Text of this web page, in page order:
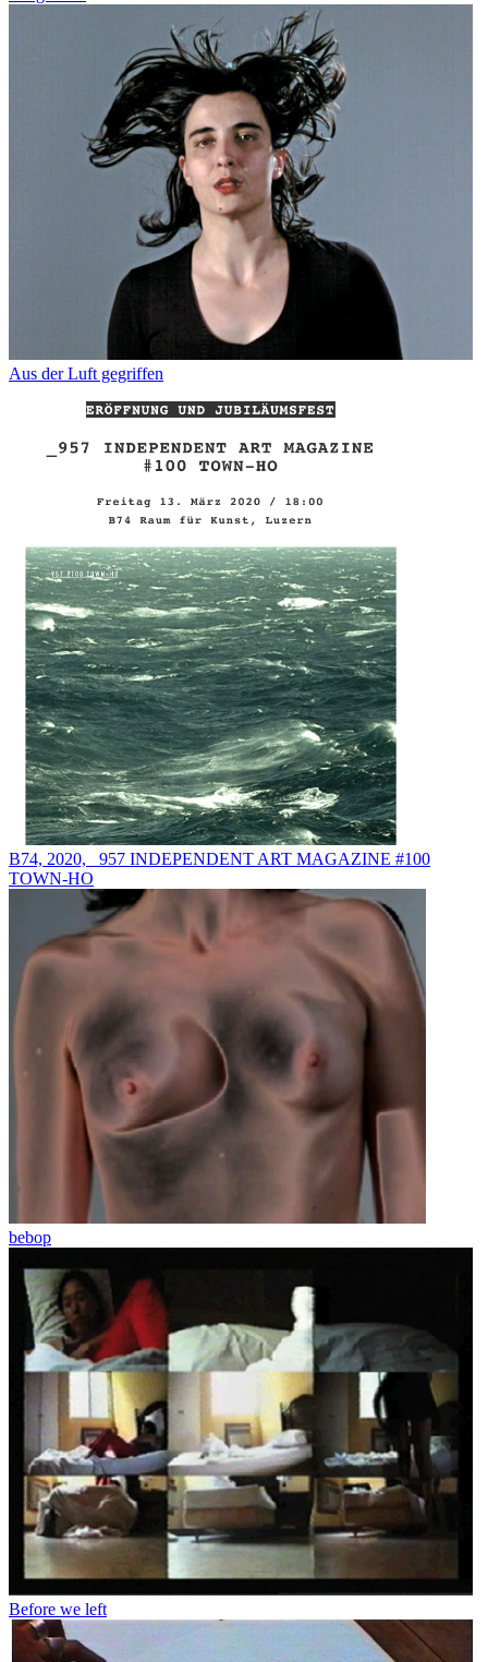
Aus der Luft gegriffen
B74, 2020, _957 INDEPENDENT ART MAGAZINE #100
TOWN-HO
bebop
Before we left